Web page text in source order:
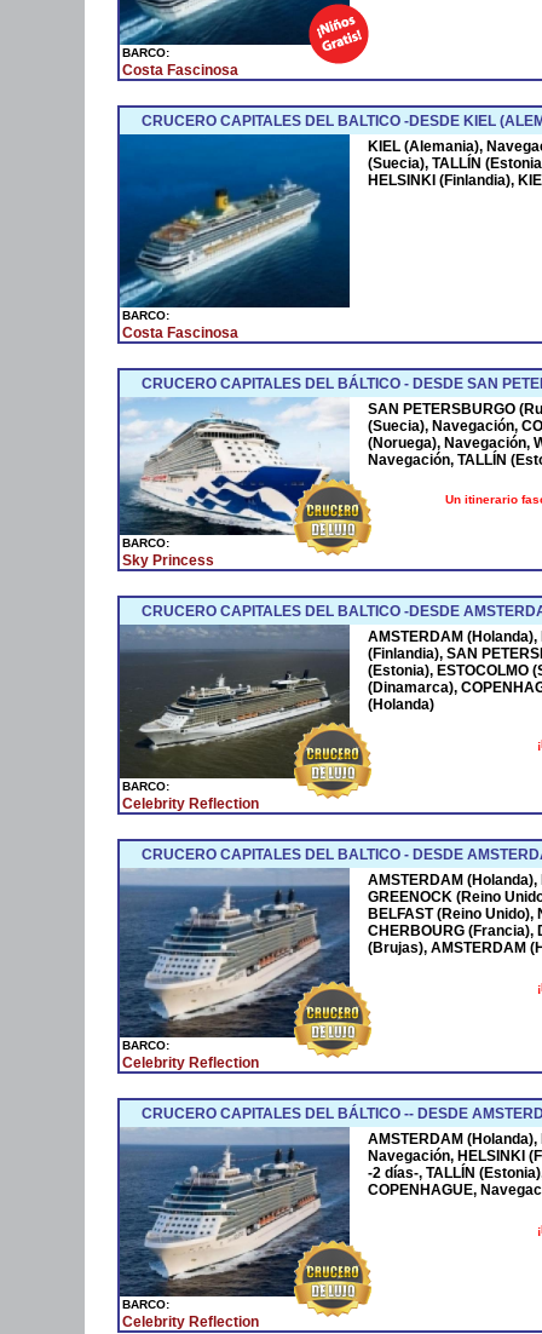
BARCO:
Costa Fascinosa
CRUCERO CAPITALES DEL BALTICO -DESDE KIEL
BARCO:
Costa Fascinosa
KIEL (Alemania),
(Suecia), TALLÍN
HELSINKI (Finlandia),
CRUCERO CAPITALES DEL BÁLTICO - DESDE SAN
BARCO:
Sky Princess
SAN PETERSBURGO
(Suecia), Navegación,
(Noruega), Navegación,
Navegación, TALLÍN
Un itinerario
CRUCERO CAPITALES DEL BALTICO -DESDE
BARCO:
Celebrity Reflection
AMSTERDAM
(Finlandia), SAN
(Estonia), ESTOCOLMO
(Dinamarca),
(Holanda)
CRUCERO CAPITALES DEL BALTICO - DESDE
BARCO:
Celebrity Reflection
AMSTERDAM
GREENOCK (Reino
BELFAST (Reino
CHERBOURG (Francia),
(Brujas), AMSTERDAM
CRUCERO CAPITALES DEL BÁLTICO -- DESDE
BARCO:
Celebrity Reflection
AMSTERDAM
Navegación, HELSINKI
-2 días-, TALLÍN
COPENHAGUE,